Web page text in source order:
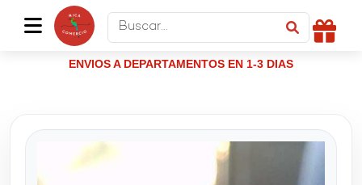
ENVIOS A DEPARTAMENTOS EN 1-3 DIAS